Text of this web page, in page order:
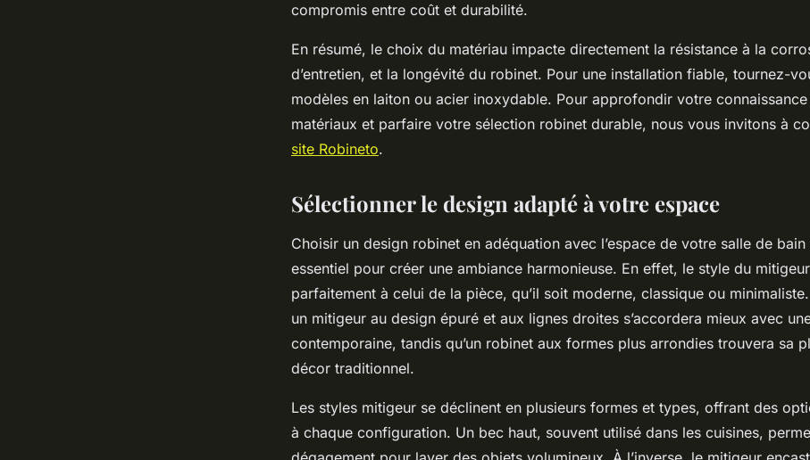
compromis entre coût et durabilité.
En résumé, le choix du matériau impacte directement la résistance à la
d’entretien, et la longévité du robinet. Pour une installation fiable, tournez-
modèles en laiton ou acier inoxydable. Pour approfondir votre
matériaux et parfaire votre sélection robinet durable, nous vous invitons à
site Robineto.
Sélectionner le design adapté à votre espace
Choisir un design robinet en adéquation avec l’espace de votre salle de
essentiel pour créer une ambiance harmonieuse. En effet, le style du
parfaitement à celui de la pièce, qu’il soit moderne, classique ou
un mitigeur au design épuré et aux lignes droites s’accordera mieux avec
contemporaine, tandis qu’un robinet aux formes plus arrondies trouvera sa
décor traditionnel.
Les styles mitigeur se déclinent en plusieurs formes et types, offrant des
à chaque configuration. Un bec haut, souvent utilisé dans les cuisines,